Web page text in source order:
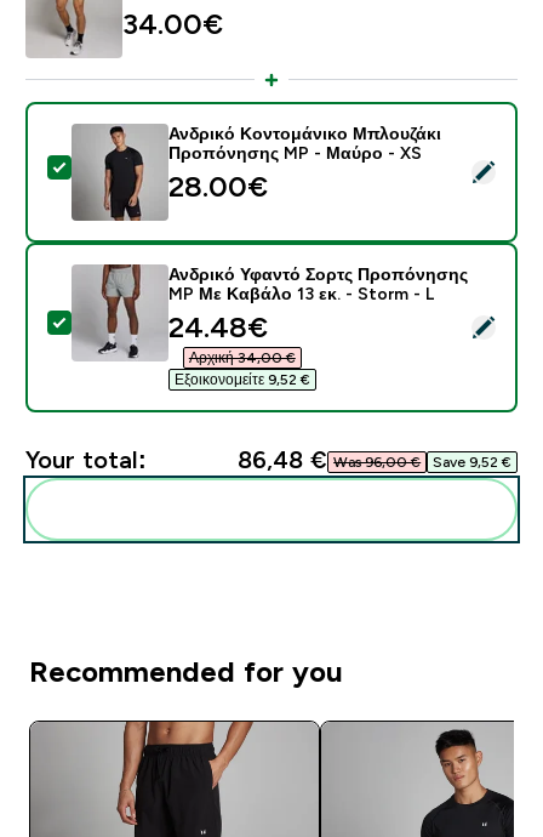
34.00€‎
Select this product - Ανδρικό Κοντομάνικο
Ανδρικό Κοντομάνικο Μπλουζάκι
Προπόνησης MP - Μαύρο - XS
28.00€‎
Select this product - Ανδρικό Υφαντό Σορτς
Ανδρικό Υφαντό Σορτς Προπόνησης
MP Με Καβάλο 13 εκ. - Storm - L
discounted price
24.48€‎
Αρχική 34,00 €‎
Εξοικονομείτε 9,52 €‎
Your total: 86,48 €‎ Was 96,00 €‎ Save 9,52 €‎
Recommended for you